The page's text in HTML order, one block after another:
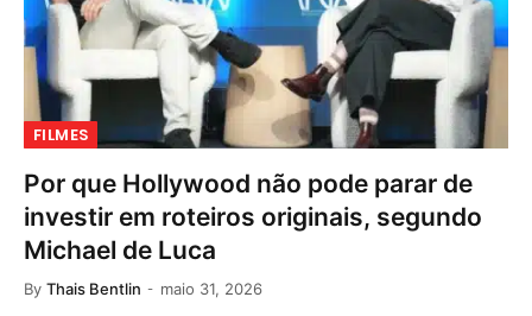
FILMES
Por que Hollywood não pode parar de
investir em roteiros originais, segundo
Michael de Luca
By Thais Bentlin maio 31, 2026